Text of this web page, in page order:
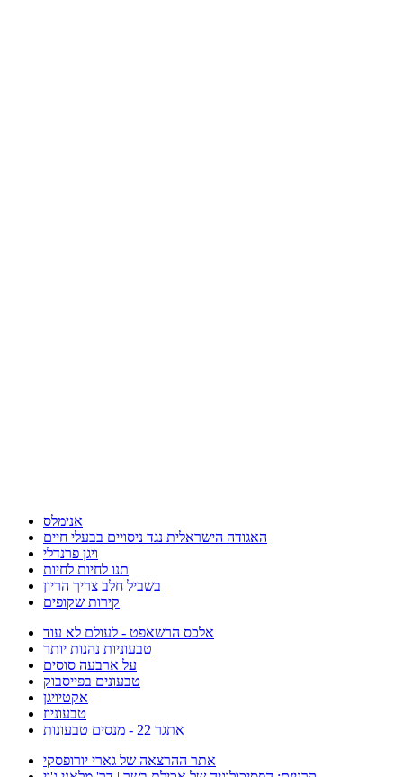
אנימלס
האגודה הישראלית נגד ניסויים בבעלי חיים
ויגן פרנדלי
תנו לחיות לחיות
בשביל חלב צריך הריון
קירות שקופים
אלכס הרשאפט - לעולם לא עוד
טבעוניות נהנות יותר
על ארבעה סוסים
טבעונים בפייסבוק
אקטיויגן
טבעוניוז
אתגר 22 - מנסים טבעונות
אתר ההרצאה של גארי יורופסקי